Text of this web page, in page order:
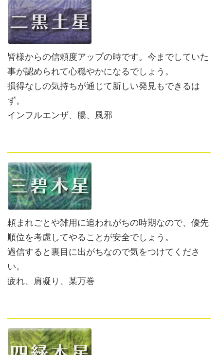
皆様からの信頼度アップの時です。今までしていた
事が認められて心穏やかになるでしょう。
損得なしの気持ちが通じて新しい発見もできるは
ず。
インフルエンザ、腸、風邪
頼まれごとや雑用に追われがちの時期なので、優先
順位を考慮してやることが安全でしょう。
過信すると裏目に出がちなので気をつけてくださ
い。
疲れ、肩凝り、某万巻